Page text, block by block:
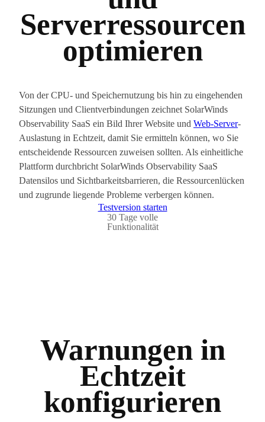
Serverressourcen
optimieren
Von der CPU- und Speichernutzung bis hin zu eingehenden
Sitzungen und Clientverbindungen zeichnet SolarWinds
Observability SaaS ein Bild Ihrer Website und Web-Server-
Auslastung in Echtzeit, damit Sie ermitteln können, wo Sie
entscheidende Ressourcen zuweisen sollten. Als einheitliche
Plattform durchbricht SolarWinds Observability SaaS
Datensilos und Sichtbarkeitsbarrieren, die Ressourcenlücken
und zugrunde liegende Probleme verbergen können.
Testversion starten
30 Tage volle
Funktionalität
Warnungen in
Echtzeit
konfigurieren